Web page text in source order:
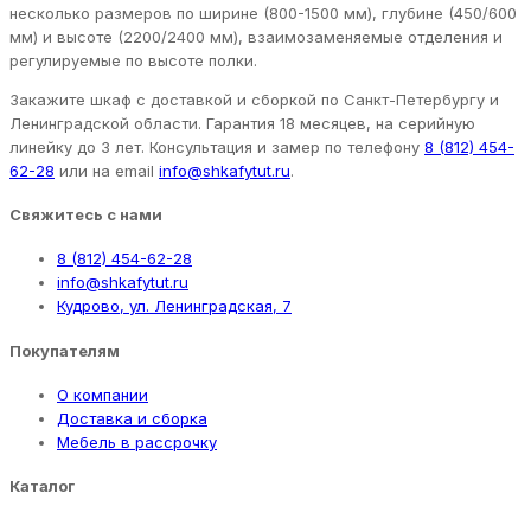
несколько размеров по ширине (800-1500 мм), глубине (450/600
мм) и высоте (2200/2400 мм), взаимозаменяемые отделения и
регулируемые по высоте полки.
Закажите шкаф с доставкой и сборкой по Санкт-Петербургу и
Ленинградской области. Гарантия 18 месяцев, на серийную
линейку до 3 лет. Консультация и замер по телефону 8 (812) 454-
62-28 или на email info@shkafytut.ru.
Свяжитесь с нами
8 (812) 454-62-28
info@shkafytut.ru
Кудрово, ул. Ленинградская, 7
Покупателям
О компании
Доставка и сборка
Мебель в рассрочку
Каталог